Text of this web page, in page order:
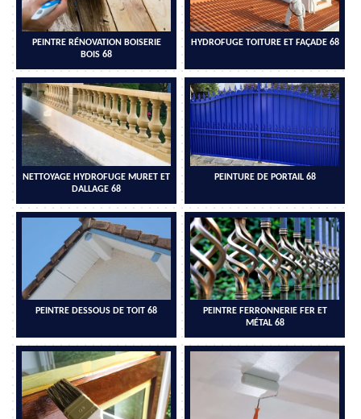
PEINTRE RÉNOVATION BOISERIE
BOIS 68
HYDROFUGE TOITURE ET FAÇADE 68
NETTOYAGE HYDROFUGE MURET ET
DALLAGE 68
PEINTURE DE PORTAIL 68
PEINTRE DESSOUS DE TOIT 68
PEINTRE FERRONNERIE FER ET
MÉTAL 68